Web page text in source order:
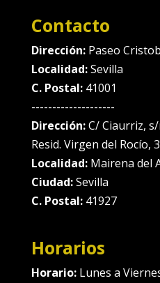
Contacto
Dirección: Paseo
Localidad:Sevilla
C. Postal:41001
--------------------
Dirección:C/ Ciaurriz,
Resid. Virgen del Rocío,
Localidad:Mairena del
Ciudad:Sevilla
C. Postal:41927
Horarios
Horario:Lunes a